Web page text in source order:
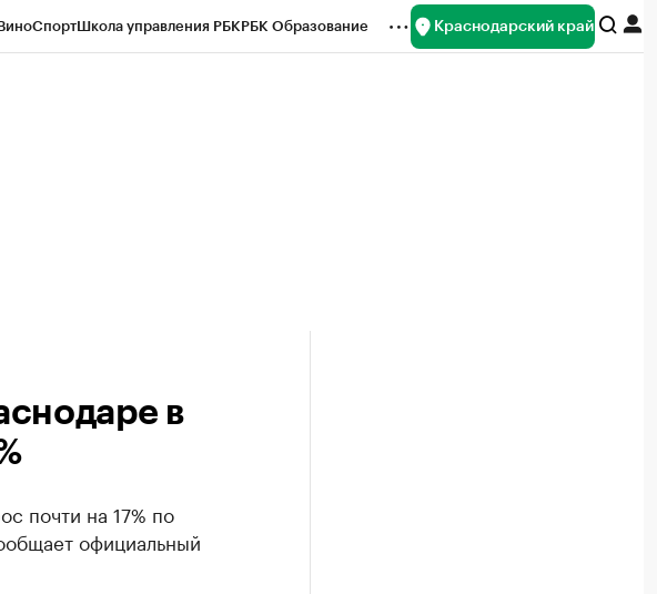
СпортШкола управления РБКРБК Образование Краснодарский край
в
почти на 17% по
официальный